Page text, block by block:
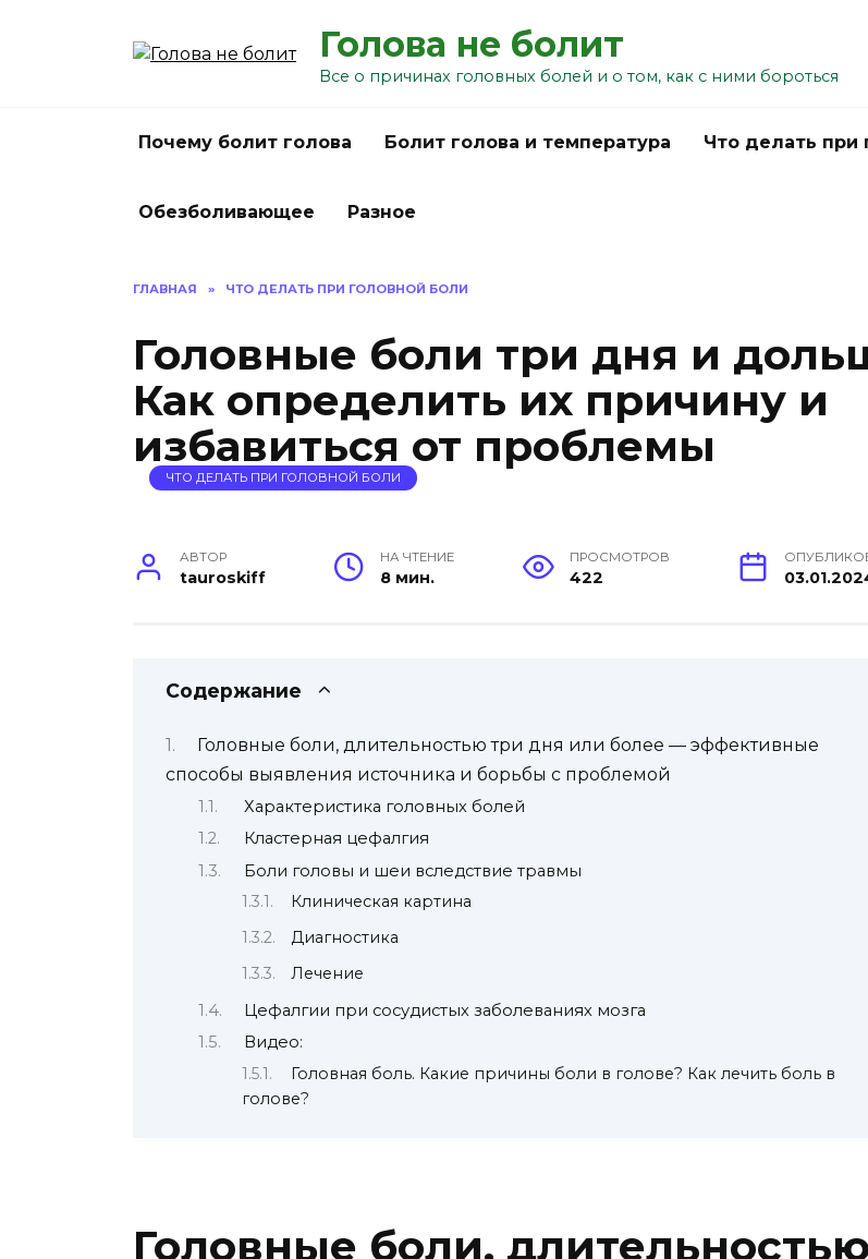
Голова не болит
Все о причинах головных болей и о том, как с ними бороться
Почему болит голова Болит голова и температура Что делать при
Обезболивающее Разное
ГЛАВНАЯ » ЧТО ДЕЛАТЬ ПРИ ГОЛОВНОЙ БОЛИ
Головные боли три дня и
Как определить их причину и
избавиться от проблемы
ЧТО ДЕЛАТЬ ПРИ ГОЛОВНОЙ БОЛИ
АВТОР
tauroskiff
НА ЧТЕНИЕ
8 мин.
ПРОСМОТРОВ
422
Содержание
Головные боли, длительностью три дня или более — эффективные
способы выявления источника и борьбы с проблемой
Характеристика головных болей
Кластерная цефалгия
Боли головы и шеи вследствие травмы
Клиническая картина
Диагностика
Лечение
Цефалгии при сосудистых заболеваниях мозга
Видео:
Головная боль. Какие причины боли в голове? Как лечить боль в
голове?
Головные боли, длительностью